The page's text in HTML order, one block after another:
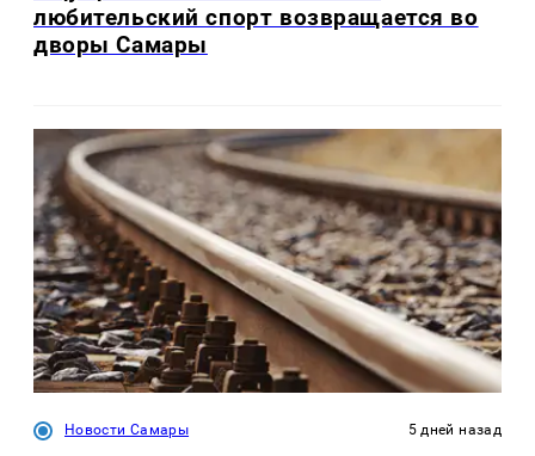
любительский спорт возвращается во
дворы Самары
Новости Самары 5 дней назад